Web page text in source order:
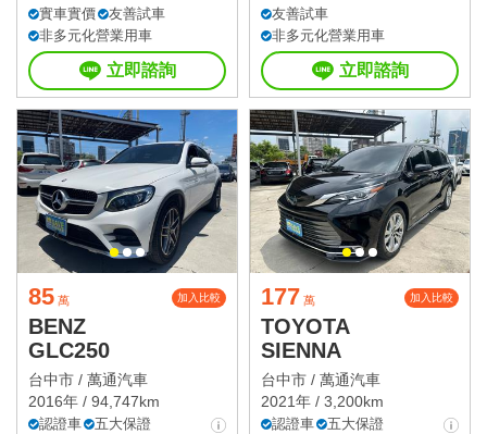
實車實價
友善試車
非多元化營業用車
立即諮詢
友善試車
非多元化營業用車
立即諮詢
85 萬 加入比較
BENZ
GLC250
台中市 / 萬通汽車
2016年 / 94,747km
認證車
五大保證
177 萬 加入比較
TOYOTA
SIENNA
台中市 / 萬通汽車
2021年 / 3,200km
認證車
五大保證